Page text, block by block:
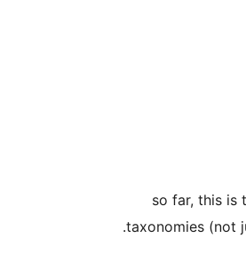
so far, this is
taxonomies (not